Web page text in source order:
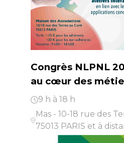
Congrès NLPNL
au cœur des
9 h à 18 h
Mas - 10-18 rue des
75013 PARIS et à